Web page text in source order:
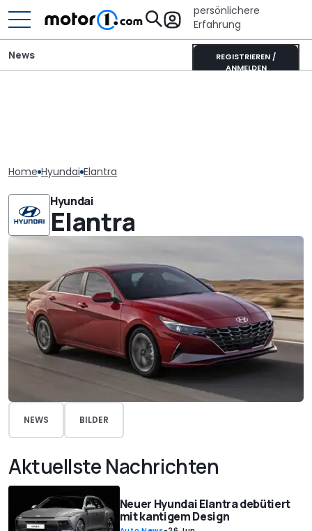
persönlichere
Erfahrung
REGISTRIEREN /
ANMELDEN
News
Home Hyundai Elantra
Hyundai
Elantra
NEWS BILDER
Aktuellste Nachrichten
Neuer Hyundai Elantra debütiert
mit kantigem Design